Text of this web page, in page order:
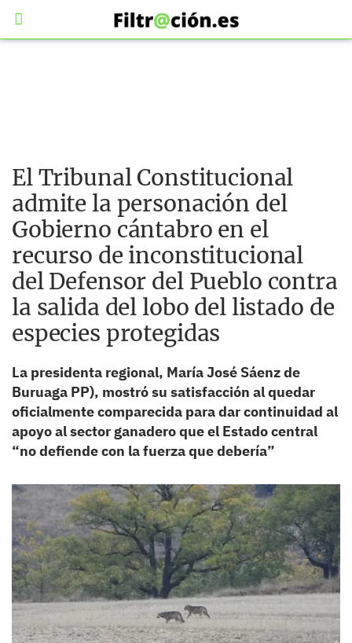
El Tribunal Constitucional
admite la personación del
Gobierno cántabro en el
recurso de inconstitucional
del Defensor del Pueblo contra
la salida del lobo del listado de
especies protegidas
La presidenta regional, María José Sáenz de
Buruaga PP), mostró su satisfacción al quedar
oficialmente comparecida para dar continuidad al
apoyo al sector ganadero que el Estado central
“no defiende con la fuerza que debería”